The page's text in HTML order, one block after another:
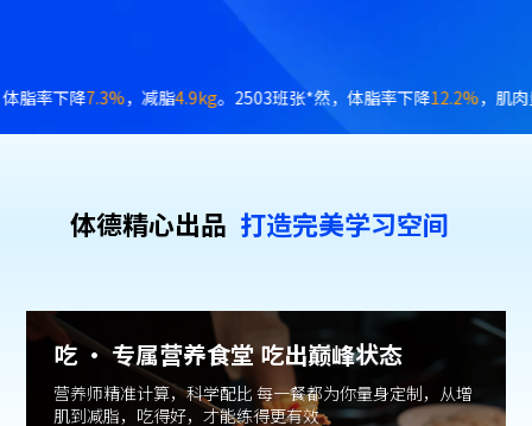
3.6kg。2504班梁*，体脂率下降7.2%，体重下降8.2kg。2504班陈*易
体德精⼼出品 打造完美学习空间
吃 · 专属营养食堂 吃出巅峰状态
营养师精准计算，科学配比 每一餐都为你量身定制，从增
肌到减脂，吃得好，才能练得更有效